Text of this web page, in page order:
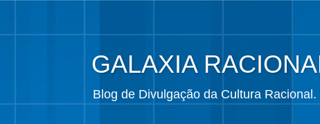
GALAXIA
Blog de Divulgação da Cultura